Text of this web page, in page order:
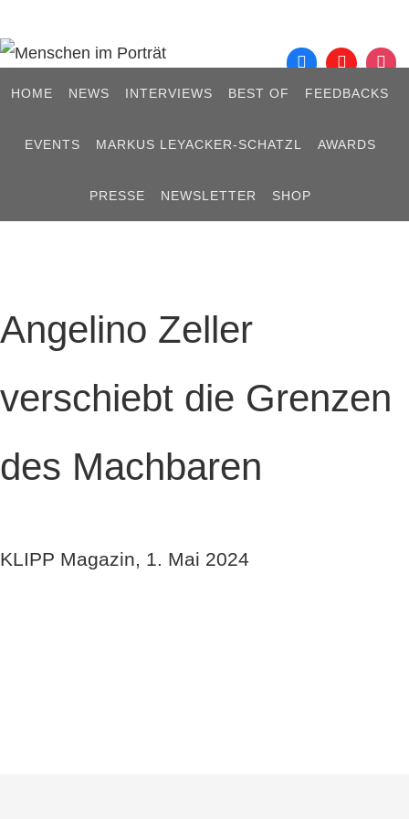
Inhalt
springen
Inhalt
HOME NEWS INTERVIEWS BEST OF FEEDBACKS
EVENTS MARKUS LEYACKER-SCHATZL AWARDS
PRESSE NEWSLETTER SHOP
Angelino Zeller
verschiebt die Grenzen
des Machbaren
KLIPP Magazin, 1. Mai 2024